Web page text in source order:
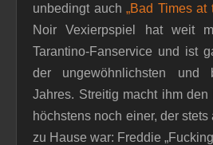
unbedingt auch „Bad Times at
Noir Vexierpspiel hat weit
Tarantino-Fanservice und ist
der ungewöhnlichsten und
Jahres. Streitig macht ihm
höchstens noch einer, der
zu Hause war: Freddie